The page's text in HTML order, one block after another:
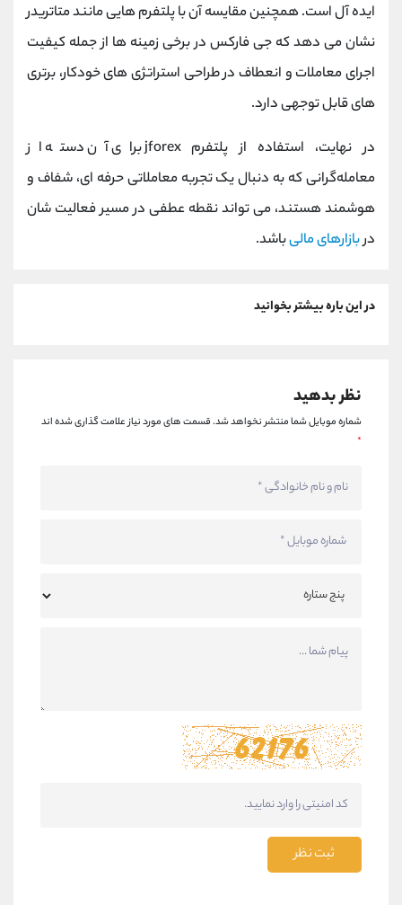
ایده‌ آل است. همچنین مقایسه آن با پلتفرم‌ هایی مانند متاتریدر
نشان می‌ دهد که جی فارکس در برخی زمینه‌ ها از جمله کیفیت
اجرای معاملات و انعطاف در طراحی استراتژی‌ های خودکار، برتری‌
های قابل‌ توجهی دارد.
در نهایت، استفاده از پلتفرم jforex برای آن دسته از
معامله‌گرانی که به‌ دنبال یک تجربه معاملاتی حرفه‌ ای، شفاف و
هوشمند هستند، می‌ تواند نقطه عطفی در مسیر فعالیت‌ شان
دربازارهای مالیباشد.
در این باره بیشتر بخوانید
نظر بدهید
شماره موبایل شما منتشر نخواهد شد.قسمت های مورد نیاز علامت گذاری شده اند
*
ثبت نظر